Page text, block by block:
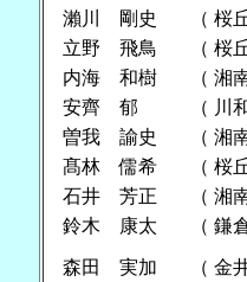
瀨川 剛史
（ 桜
立野 飛鳥
（ 桜
内海 和樹
（ 湘
安齊 郁
（ 川
曽我 諭史
（ 湘
髙林 儒希
（ 桜
石井 芳正
（ 湘
鈴木 康太
（ 鎌
森田 実加 （ 金